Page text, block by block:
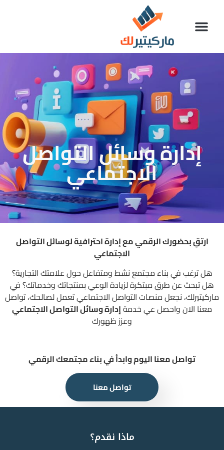
إدارة وسائل التواصل
الاجتماعي
ارتقِ بحضورك الرقمي مع إدارة احترافية لوسائل التواصل
الاجتماعي
هل ترغب في بناء مجتمع نشط ومتفاعل حول علامتك التجارية؟
هل تبحث عن طرق مبتكرة لزيادة الوعي بمنتجاتك وخدماتك؟ في
ماركيتيرلك، نجعل منصات التواصل الاجتماعي تعمل لصالحك، تواصل
معنا الان واحصل عي خدمةإدارة وسائل التواصل الاجتماعي
وعزز ظهورك
تواصل معنا اليوم وابدأ في بناء مجتمعك الرقمي
تواصل معنا
ماذا نقدم؟